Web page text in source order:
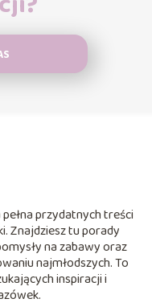
przydatnych treści
Znajdziesz tu porady
na zabawy oraz
najmłodszych. To
inspiracji i